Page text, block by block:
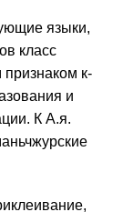
языки,
класс
к-
и
К А.я.